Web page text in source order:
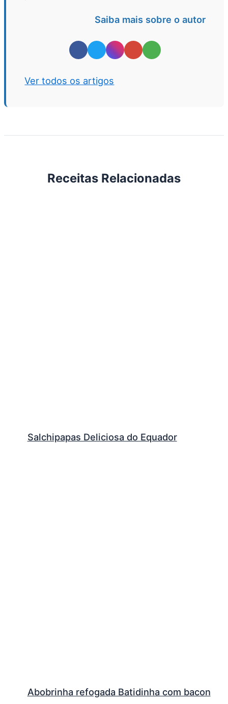
Saiba mais sobre o autor
Ver todos os artigos
Receitas Relacionadas
Salchipapas Deliciosa do Equador
Abobrinha refogada Batidinha com bacon